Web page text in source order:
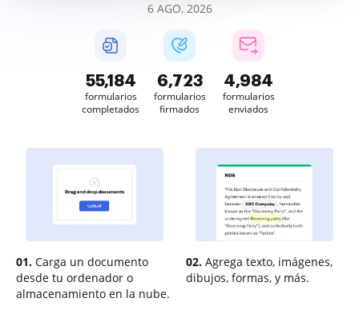
6 AGO, 2026
55,185
formularios
completados
6,723
formularios
firmados
4,984
formularios
enviados
01. Carga un documento
desde tu ordenador o
almacenamiento en la nube.
02. Agrega texto, imágenes,
dibujos, formas, y más.